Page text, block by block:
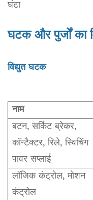
घंटा
घटक और पुर्जों का
विद्युत घटक
नाम
बटन, सर्किट ब्रेकर,
कॉन्टैक्टर, रिले, स्विचिंग
पावर सप्लाई
लॉजिक कंट्रोल, मोशन
कंट्रोल